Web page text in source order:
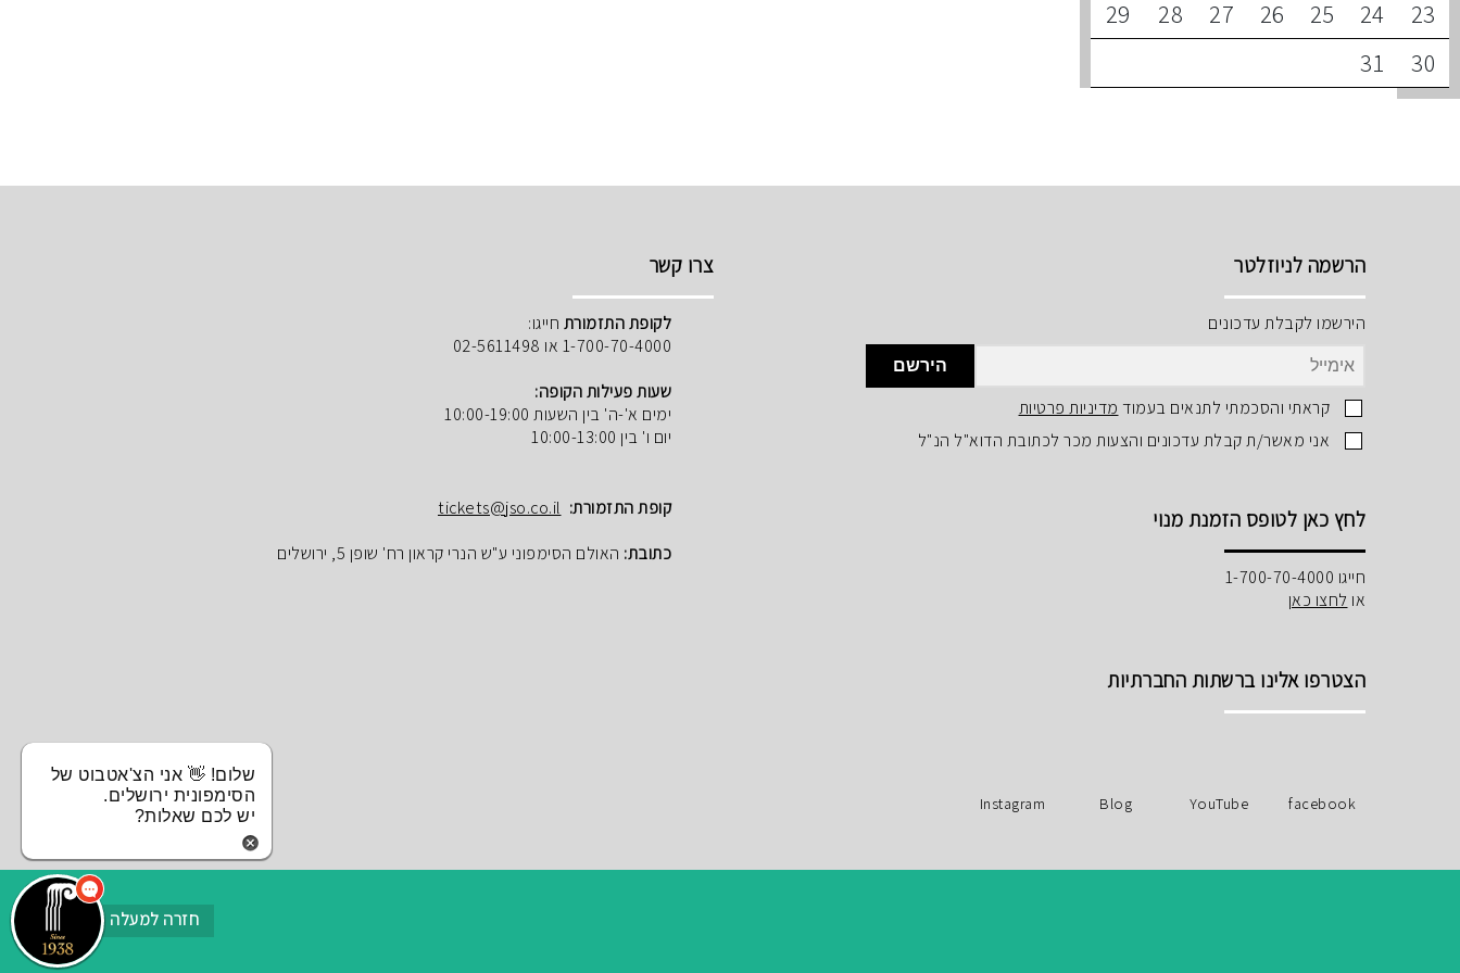
23
24
25
26
27
28
29
30
31
הרשמה לניוזלטר
הירשמו לקבלת עדכונים
הירשם
קראתי והסכמתי לתנאים בעמוד מדיניות פרטיות
אני מאשר/ת קבלת עדכונים והצעות מכר לכתובת הדוא"ל הנ"ל
לחץ כאן לטופס הזמנת מנוי
חייגו 1-700-70-4000
או לחצו כאן
הצטרפו אלינו ברשתות החברתיות
facebook
YouTube
Blog
Instagram
צרו קשר
לקופת התזמורת חייגו:
1-700-70-4000 או 02-5611498
שעות פעילות הקופה:
ימים א'-ה' בין השעות 10:00-19:00
יום ו' בין 10:00-13:00
קופת התזמורת: tickets@jso.co.il
כתובת: האולם הסימפוני ע"ש הנרי קראון רח' שופן 5, ירושלים
חזרה למעלה
שלום! 👋 אני הצ'אטבוט של
הסימפונית ירושלים.
יש לכם שאלות?